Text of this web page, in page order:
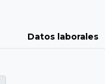
Datos laborales